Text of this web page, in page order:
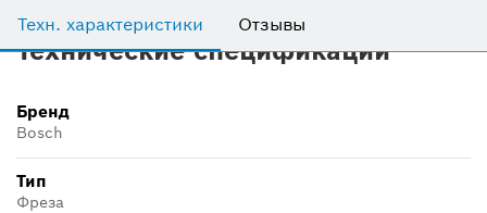
Техн. характеристики Отзывы
Технические спецификации
Бренд
Bosch
Тип
Фреза